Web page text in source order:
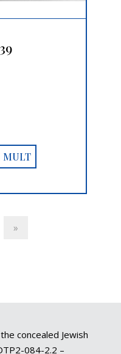
MULT
»
concealed Jewish
084-2.2 –